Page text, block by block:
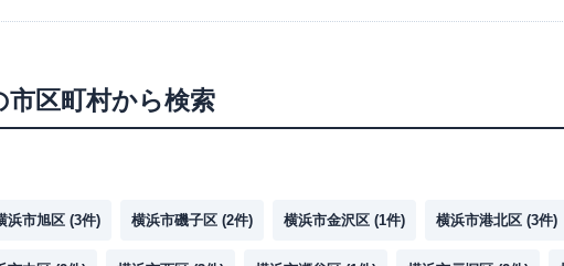
市区町村から検索
浜市旭区 (3件) 横浜市磯子区 (2件) 横浜市金沢区 (1件) 横浜市港北区 (3件)